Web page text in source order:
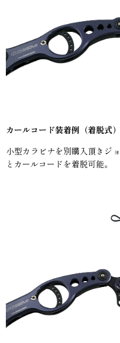
カールコード装着例（着脱式）
小型カラビナを別購入頂きジ
とカールコードを着脱可能。